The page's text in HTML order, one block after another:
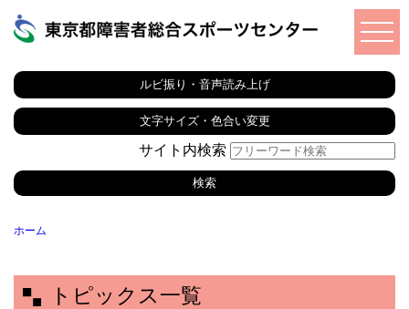
ルビ振り・音声読み上げ
文字サイズ・色合い変更
サイト内検索
ホーム
トピックス一覧